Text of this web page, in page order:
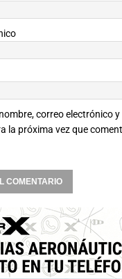
correo electrónico
la próxima vez que